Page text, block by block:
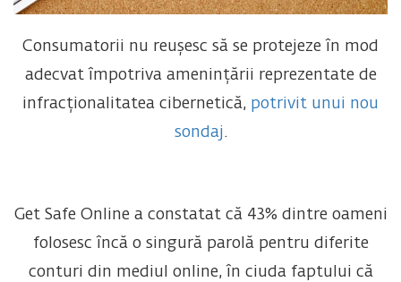
Consumatorii nu reușesc să se protejeze în mod
adecvat împotriva amenințării reprezentate de
infracționalitatea cibernetică, potrivit unui nou
sondaj.
Get Safe Online a constatat că 43% dintre oameni
folosesc încă o singură parolă pentru diferite
conturi din mediul online, în ciuda faptului că